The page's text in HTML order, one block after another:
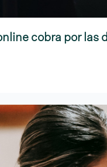
cobra por las